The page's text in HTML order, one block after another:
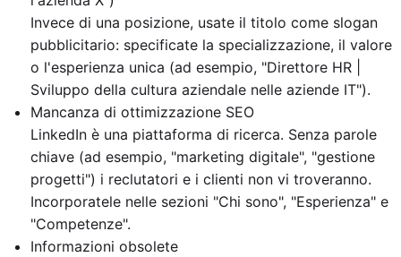
Invece di una posizione, usate il titolo come slogan
pubblicitario: specificate la specializzazione, il valore
o l'esperienza unica (ad esempio, "Direttore HR |
Sviluppo della cultura aziendale nelle aziende IT").
Mancanza di ottimizzazione SEO
LinkedIn è una piattaforma di ricerca. Senza parole
chiave (ad esempio, "marketing digitale", "gestione
progetti") i reclutatori e i clienti non vi troveranno.
Incorporatele nelle sezioni "Chi sono", "Esperienza" e
"Competenze".
Informazioni obsolete